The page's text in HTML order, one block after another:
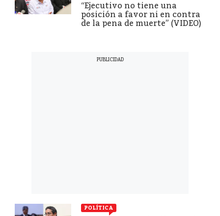
“Ejecutivo no tiene una
posición a favor ni en contra
de la pena de muerte” (VIDEO)
POLÍTICA